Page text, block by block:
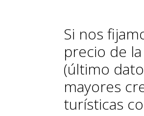
Si nos
precio de
(último
mayores
turísticas